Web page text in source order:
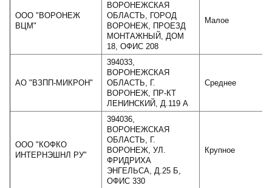
ООО "ВОРОНЕЖ
ВЦМ"
ВОРОНЕЖСКАЯ
ОБЛАСТЬ, ГОРОД
ВОРОНЕЖ, ПРОЕЗД
МОНТАЖНЫЙ, ДОМ
18, ОФИС 208
Малое
АО "ВЗПП-МИКРОН"
394033,
ВОРОНЕЖСКАЯ
ОБЛАСТЬ, Г.
ВОРОНЕЖ, ПР-КТ
ЛЕНИНСКИЙ, Д.119 А
Среднее
ООО "КОФКО
ИНТЕРНЭШНЛ РУ"
394036,
ВОРОНЕЖСКАЯ
ОБЛАСТЬ, Г.
ВОРОНЕЖ, УЛ.
ФРИДРИХА
ЭНГЕЛЬСА, Д.25 Б,
ОФИС 330
Крупное